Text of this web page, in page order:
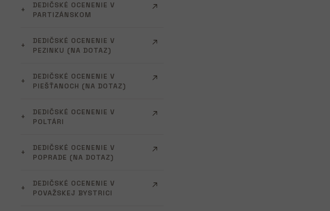
DEDIČSKÉ OCENENIE V
PARTIZÁNSKOM
DEDIČSKÉ OCENENIE V
PEZINKU (NA DOTAZ)
DEDIČSKÉ OCENENIE V
PIEŠŤANOCH (NA DOTAZ)
DEDIČSKÉ OCENENIE V
POLTÁRI
DEDIČSKÉ OCENENIE V
POPRADE (NA DOTAZ)
DEDIČSKÉ OCENENIE V
POVAŽSKEJ BYSTRICI